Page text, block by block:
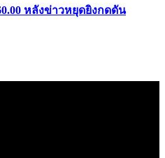
หลังข่าวหยุดยิงกดดัน